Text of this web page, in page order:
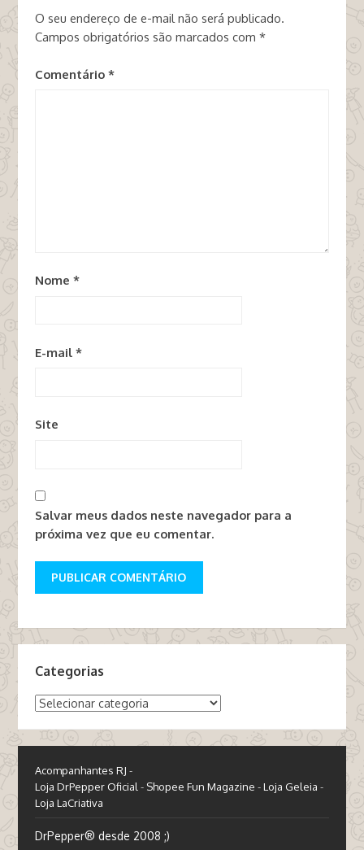
O seu endereço de e-mail não será publicado.
Campos obrigatórios são marcados com *
Comentário *
Nome *
E-mail *
Site
Salvar meus dados neste navegador para a
próxima vez que eu comentar.
Categorias
Categorias
Acompanhantes RJ -
Loja DrPepper Oficial - Shopee Fun Magazine -Loja Geleia -
Loja LaCriativa
DrPepper® desde 2008 ;)